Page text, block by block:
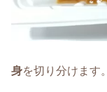
身を切り分けます。